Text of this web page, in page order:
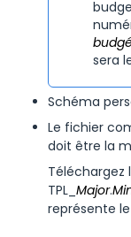
sera
Schéma
Le fichier
doit être la
Téléchargez
TPL_ Major.
représente